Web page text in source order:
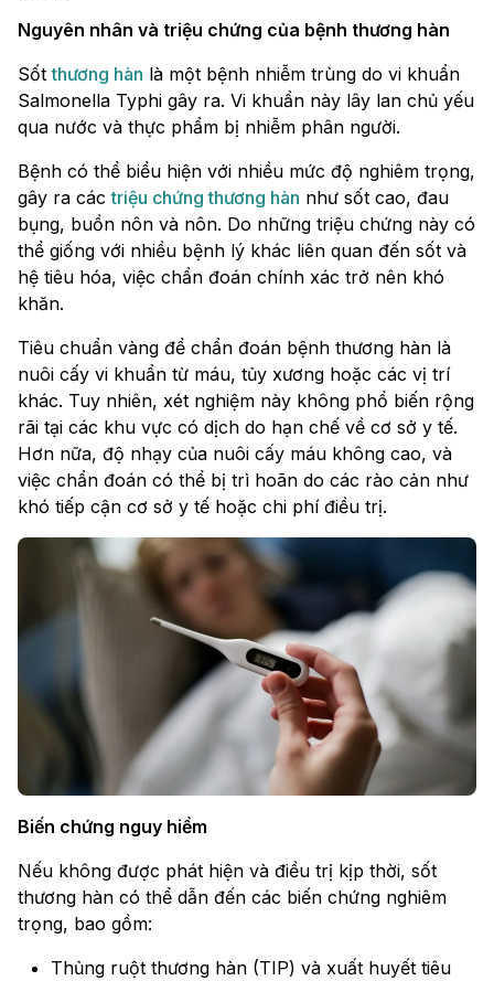
Nguyên nhân và triệu chứng của bệnh thương hàn
Sốtthương hàn là một bệnh nhiễm trùng do vi khuẩn
Salmonella Typhi gây ra. Vi khuẩn này lây lan chủ yếu
qua nước và thực phẩm bị nhiễm phân người.
Bệnh có thể biểu hiện với nhiều mức độ nghiêm trọng,
gây ra cáctriệu chứng thương hàn như sốt cao, đau
bụng, buồn nôn và nôn. Do những triệu chứng này có
thể giống với nhiều bệnh lý khác liên quan đến sốt và
hệ tiêu hóa, việc chẩn đoán chính xác trở nên khó
khăn.
Tiêu chuẩn vàng để chẩn đoán bệnh thương hàn là
nuôi cấy vi khuẩn từ máu, tủy xương hoặc các vị trí
khác. Tuy nhiên, xét nghiệm này không phổ biến rộng
rãi tại các khu vực có dịch do hạn chế về cơ sở y tế.
Hơn nữa, độ nhạy của nuôi cấy máu không cao, và
việc chẩn đoán có thể bị trì hoãn do các rào cản như
khó tiếp cận cơ sở y tế hoặc chi phí điều trị.
Biến chứng nguy hiểm
Nếu không được phát hiện và điều trị kịp thời, sốt
thương hàn có thể dẫn đến các biến chứng nghiêm
trọng, bao gồm:
Thủng ruột thương hàn (TIP) và xuất huyết tiêu